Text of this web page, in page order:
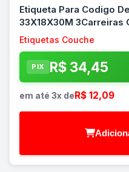
Etiqueta Para Codigo
33X18X30M 3Carreiras
Etiquetas Couche
PIX R$ 34,45
em até 3x deR$ 12,09